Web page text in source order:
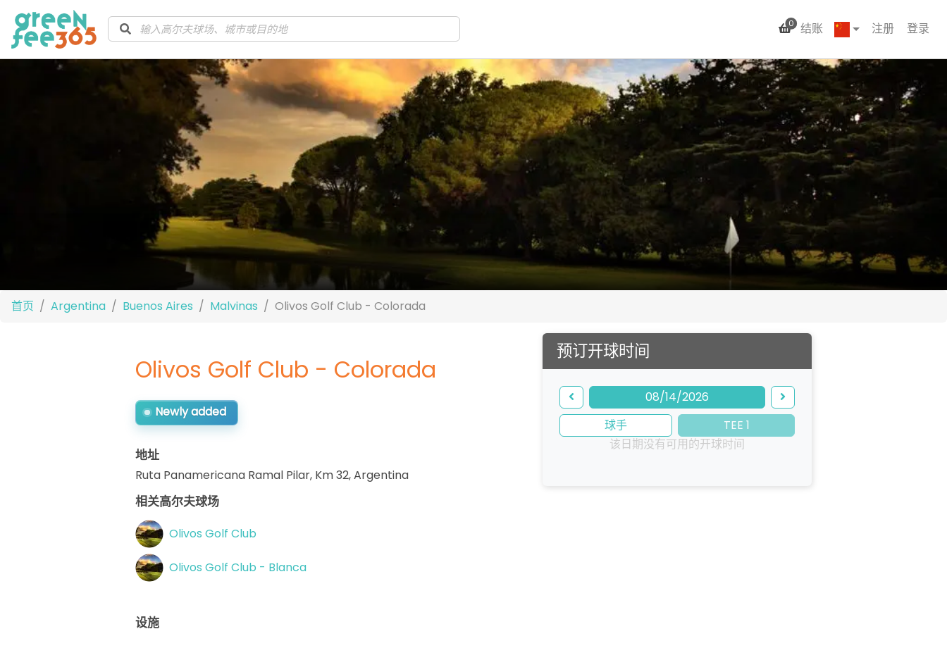
0 结账 注册 登录
首页 Argentina Buenos Aires Malvinas Olivos Golf Club - Colorada
Olivos Golf Club - Colorada
Newly added
地址
Ruta Panamericana Ramal Pilar, Km 32,Argentina
预订开球时间
08/14/2026
球手
TEE 1
该日期没有可用的开球时间
相关高尔夫球场
Olivos Golf Club
Olivos Golf Club - Blanca
设施